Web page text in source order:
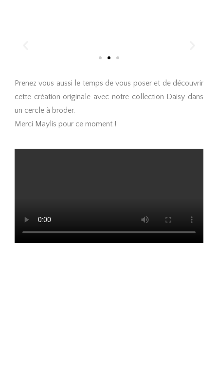
Prenez vous aussi le temps de vous poser et de découvrir
cette création originale avec notre collection Daisy dans
un cercle à broder.
Merci Maylis pour ce moment !